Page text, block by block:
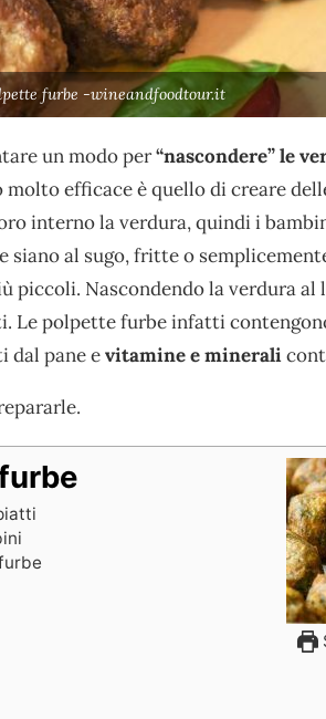
furbe -wineandfoodtour.it
un modo per“nascondere” le
efficace è quello di creare
interno la verdura, quindi i
siano al sugo, fritte o
piccoli. Nascondendo la verdura
Le polpette furbe infatti
dal pane evitamine e minerali